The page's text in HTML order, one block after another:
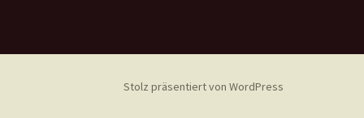
Stolz präsentiert von WordPress